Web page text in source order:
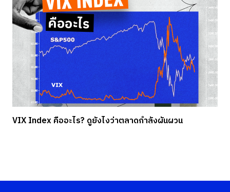
VIX Index คืออะไร? ดูยังไงว่าตลาดกำลังผันผวน